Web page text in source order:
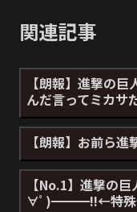
関連記事
【朗報】進撃の
んだ言ってミカサ
【朗報】お前ら
【No.1】進撃の
∀ﾟ)━━━!!←特殊性